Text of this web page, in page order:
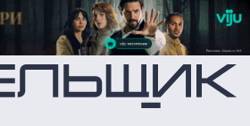
содержанию